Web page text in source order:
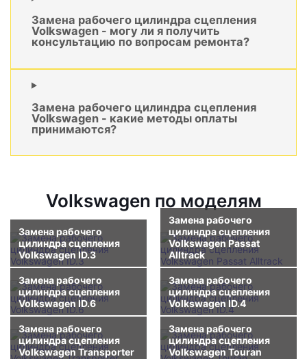
Замена рабочего цилиндра сцепления
Volkswagen - могу ли я получить
консультацию по вопросам ремонта?
Замена рабочего цилиндра сцепления
Volkswagen - какие методы оплаты
принимаются?
Volkswagen по моделям
Замена рабочего
цилиндра сцепления
Volkswagen ID.3
Замена рабочего
цилиндра сцепления
Volkswagen Passat
Alltrack
Замена рабочего
цилиндра сцепления
Volkswagen ID.6
Замена рабочего
цилиндра сцепления
Volkswagen ID.4
Замена рабочего
цилиндра сцепления
Volkswagen Transporter
Замена рабочего
цилиндра сцепления
Volkswagen Touran